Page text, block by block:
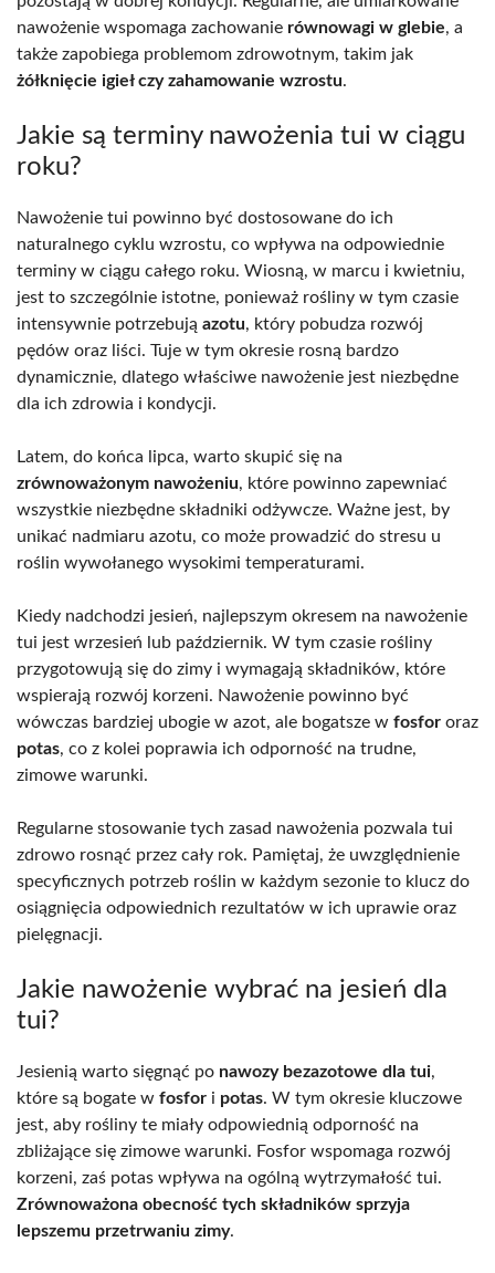
nawożenie wspomaga zachowanie równowagi w glebie, a
także zapobiega problemom zdrowotnym, takim jak
żółknięcie igieł czy zahamowanie wzrostu.
Jakie są terminy nawożenia tui w ciągu
roku?
Nawożenie tui powinno być dostosowane do ich
naturalnego cyklu wzrostu, co wpływa na odpowiednie
terminy w ciągu całego roku. Wiosną, w marcu i kwietniu,
jest to szczególnie istotne, ponieważ rośliny w tym czasie
intensywnie potrzebują azotu, który pobudza rozwój
pędów oraz liści. Tuje w tym okresie rosną bardzo
dynamicznie, dlatego właściwe nawożenie jest niezbędne
dla ich zdrowia i kondycji.
Latem, do końca lipca, warto skupić się na
zrównoważonym nawożeniu, które powinno zapewniać
wszystkie niezbędne składniki odżywcze. Ważne jest, by
unikać nadmiaru azotu, co może prowadzić do stresu u
roślin wywołanego wysokimi temperaturami.
Kiedy nadchodzi jesień, najlepszym okresem na nawożenie
tui jest wrzesień lub październik. W tym czasie rośliny
przygotowują się do zimy i wymagają składników, które
wspierają rozwój korzeni. Nawożenie powinno być
wówczas bardziej ubogie w azot, ale bogatsze w fosfor oraz
potas, co z kolei poprawia ich odporność na trudne,
zimowe warunki.
Regularne stosowanie tych zasad nawożenia pozwala tui
zdrowo rosnąć przez cały rok. Pamiętaj, że uwzględnienie
specyficznych potrzeb roślin w każdym sezonie to klucz do
osiągnięcia odpowiednich rezultatów w ich uprawie oraz
pielęgnacji.
Jakie nawożenie wybrać na jesień dla
tui?
Jesienią warto sięgnąć po nawozy bezazotowe dla tui,
które są bogate w fosfor i potas. W tym okresie kluczowe
jest, aby rośliny te miały odpowiednią odporność na
zbliżające się zimowe warunki. Fosfor wspomaga rozwój
korzeni, zaś potas wpływa na ogólną wytrzymałość tui.
Zrównoważona obecność tych składników sprzyja
lepszemu przetrwaniu zimy.